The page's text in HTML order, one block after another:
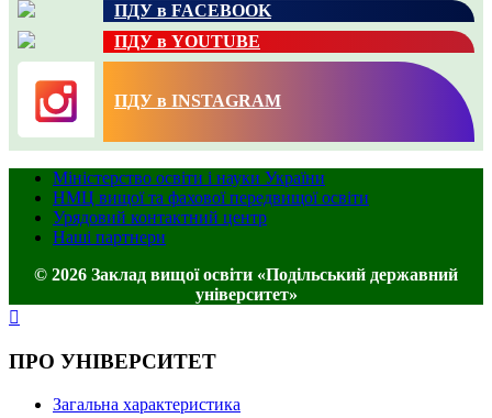
ПДУ в FACEBOOK
ПДУ в YOUTUBE
ПДУ в INSTAGRAM
Міністерство освіти і науки України
НМЦ вищої та фахової передвищої освіти
Урядовий контактний центр
Наші партнери
© 2026 Заклад вищої освіти «Подільський державний
університет»
ПРО УНІВЕРСИТЕТ
Загальна характеристика